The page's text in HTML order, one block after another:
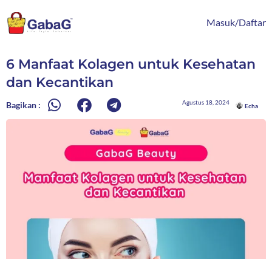
ke
konten
Masuk/Daftar
6 Manfaat Kolagen untuk Kesehatan
dan Kecantikan
Bagikan : Agustus 18, 2024
Echa